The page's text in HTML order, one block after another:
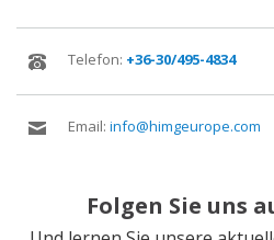
+36-30/495-4834
info@himgeurope.com